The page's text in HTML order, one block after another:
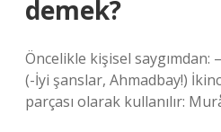
demek?
Öncelikle kişisel saygımdan:
(-İyi şanslar, Ahmadbay!)
parçası olarak kullanılır: